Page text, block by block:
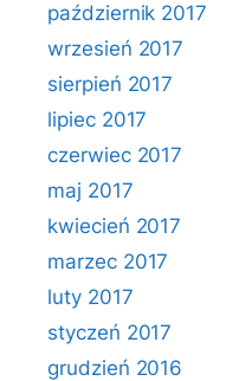
październik 2017
wrzesień 2017
sierpień 2017
lipiec 2017
czerwiec 2017
maj 2017
kwiecień 2017
marzec 2017
luty 2017
styczeń 2017
grudzień 2016